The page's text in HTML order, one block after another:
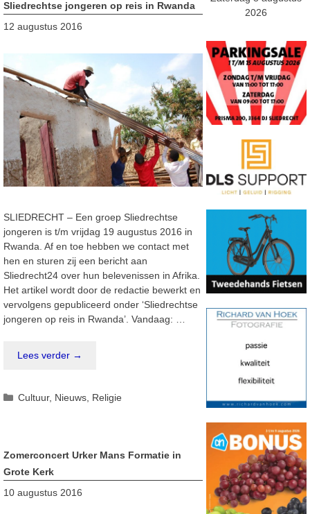
Sliedrechtse jongeren op reis in Rwanda
12 augustus 2016
SLIEDRECHT – Een groep Sliedrechtse
jongeren is t/m vrijdag 19 augustus 2016 in
Rwanda. Af en toe hebben we contact met
hen en sturen zij een bericht aan
Sliedrecht24 over hun belevenissen in Afrika.
Het artikel wordt door de redactie bewerkt en
vervolgens gepubliceerd onder ‘Sliedrechtse
jongeren op reis in Rwanda’. Vandaag: …
Lees verder →
Categorieën
Cultuur, Nieuws Religie
Zomerconcert Urker Mans Formatie in
Grote Kerk
10 augustus 2016
2026